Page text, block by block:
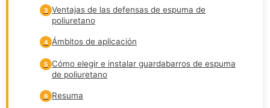
3 Ventajas de las defensas de espuma de
poliuretano
4 Ámbitos de aplicación
5 Cómo elegir e instalar guardabarros de espuma
de poliuretano
6 Resuma